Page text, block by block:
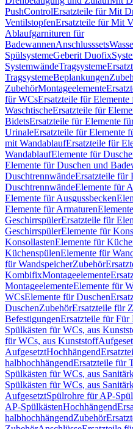
PushControlErsatzteile für Mit
VentilstopfenErsatzteile für Mit
Ablaufgarnituren für
BadewannenAnschlusssets
SpülsystemeGeberit Duofix
SystemwändeTragsysteme
TragsystemeBeplankungen
ZubehörMontageelemente
für WCsErsatzteile für
WaschtischeErsatzteile für
BidetsErsatzteile für Elemente
UrinaleErsatzteile für Elemente
mit WandablaufErsatzteile für
WandablaufElemente für
Elemente für Duschen und
DuschtrennwändeErsatzteile für
DuschtrennwändeElemente für
Elemente für Ausgussbecken
Elemente für Armaturen
GeschirrspülerErsatzteile für
GeschirrspülerElemente für
KonsollastenElemente für
KüchenspülenElemente für
für WandspeicherZubehör
KombifixMontageelemente
MontageelementeElemente für
WCsElemente für Duschen
DuschenZubehörErsatzteile für
BefestigungenErsatzteile für Für
Spülkästen für WCs, aus
für WCs, aus Kunststoff
AufgesetztHochhängend
halbhochhängendErsatzteile für
Spülkästen für WCs, aus
Spülkästen für WCs, aus
AufgesetztSpülrohre für AP-
AP-SpülkästenHochhängend
halbhochhängendZubehör